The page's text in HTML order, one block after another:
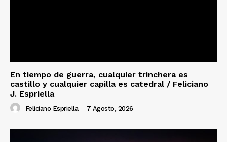
En tiempo de guerra, cualquier trinchera es
castillo y cualquier capilla es catedral / Feliciano
J. Espriella
Feliciano Espriella - 7 Agosto, 2026